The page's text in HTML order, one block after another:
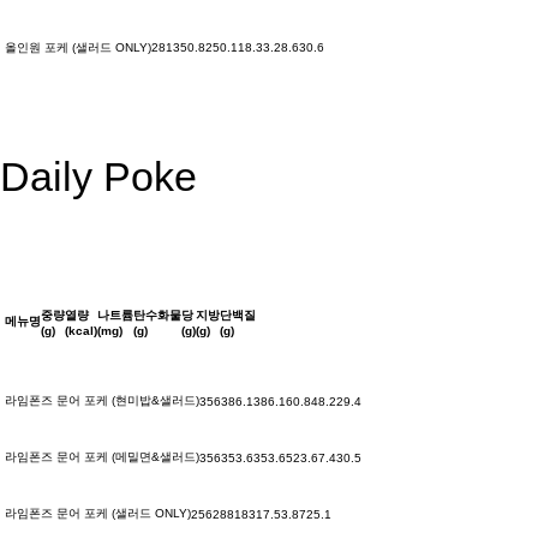
올인원 포케 (샐러드 ONLY)281350.8250.118.33.28.630.6
Daily Poke
메뉴명중량
(g)
열량
(kcal)
나트륨
(mg)
탄수화물
(g)
당
(g)
지방
(g)
단백질
(g)
라임폰즈 문어 포케 (현미밥&샐러드)356386.1386.160.848.229.4
라임폰즈 문어 포케 (메밀면&샐러드)356353.6353.6523.67.430.5
라임폰즈 문어 포케 (샐러드 ONLY)25628818317.53.8725.1